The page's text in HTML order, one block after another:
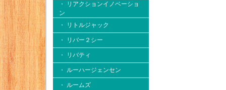
・ リアクションイノベーショ
ン
・ リトルジャック
・ リバー２シー
・ リバティ
・ ルーハージェンセン
・ ルームズ